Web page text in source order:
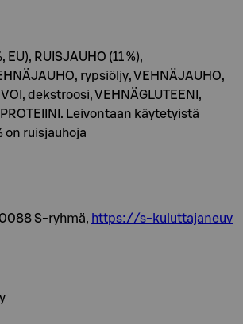
EU), RUISJAUHO (11 %),
rypsiöljy, VEHNÄJAUHO,
dekstroosi, VEHNÄGLUTEENI,
Leivontaan käytetyistä
on ruisjauhoja
S-ryhmä, https://s-kuluttajaneuv